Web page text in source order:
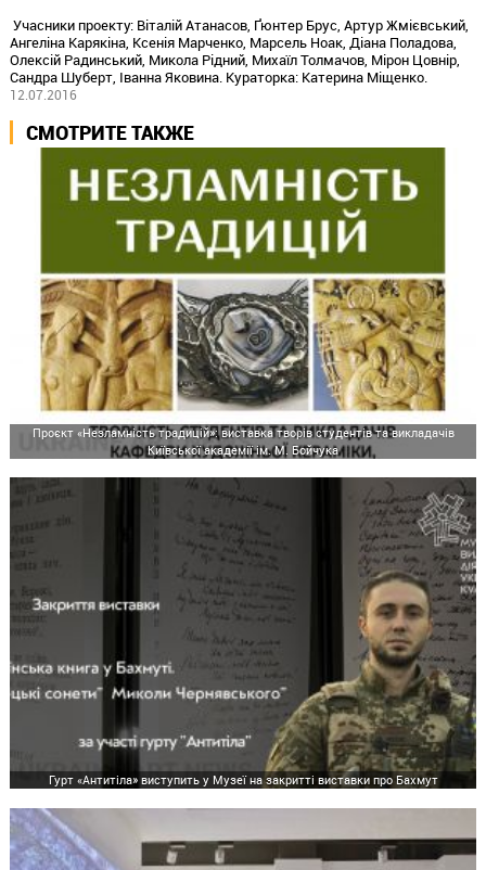
Учасники проекту: Віталій Атанасов, Ґюнтер Брус, Артур Жмієвський,
Ангеліна Карякіна, Ксенія Марченко, Марсель Ноак, Діана Поладова,
Олексій Радинський, Микола Рідний, Михаїл Толмачов, Мірон Цовнір,
Сандра Шуберт, Іванна Яковина. Кураторка: Катерина Міщенко.
12.07.2016
СМОТРИТЕ ТАКЖЕ
Проєкт «Незламність традицій»: виставка творів студентів та викладачів
Київської академії ім. М. Бойчука
Гурт «Антитіла» виступить у Музеї на закритті виставки про Бахмут